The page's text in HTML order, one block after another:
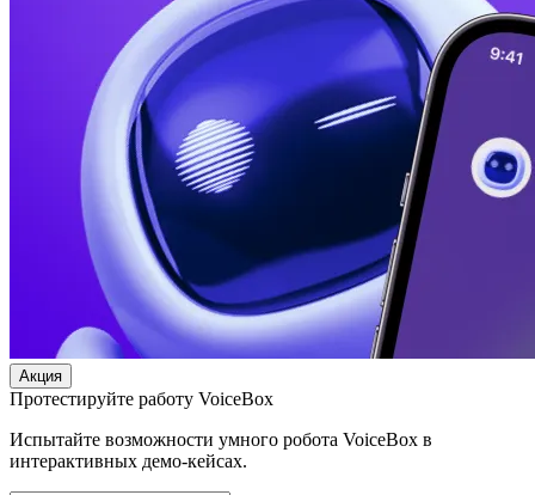
Акция
Протестируйте работу VoiceBox
Испытайте возможности умного робота VoiceBox в
интерактивных демо-кейсах.